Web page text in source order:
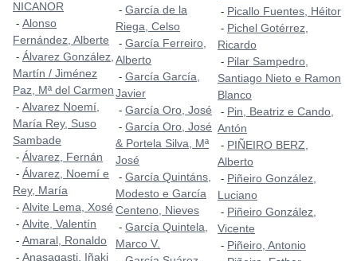
NICANOR
- Alonso
Fernández, Alberte
- Álvarez González,
Martín / Jiménez
Paz, Mª del Carmen
- Alvarez Noemí,
María Rey, Suso
Sambade
- Álvarez, Fernán
- Álvarez, Noemí e
Rey, María
- Alvite Lema, Xosé
- Alvite, Valentín
- Amaral, Ronaldo
- Anasagasti, Iñaki
- García de la
Riega, Celso
- García Ferreiro,
Alberto
- García García,
Javier
- García Oro, José
- García Oro, José
& Portela Silva, Mª
José
- García Quintáns,
Modesto e García
Centeno, Nieves
- García Quintela,
Marco V.
- Picallo Fuentes, Héitor
- Pichel Gotérrez,
Ricardo
- Pilar Sampedro,
Santiago Nieto e Ramon
Blanco
- Pin, Beatriz e Cando,
Antón
- PIÑEIRO BERZ,
Alberto
- Piñeiro González,
Luciano
- Piñeiro González,
Vicente
- Piñeiro, Antonio